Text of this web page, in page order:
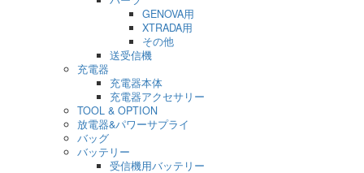
GENOVA用
XTRADA用
その他
送受信機
充電器
充電器本体
充電器アクセサリー
TOOL & OPTION
放電器&パワーサプライ
バッグ
バッテリー
受信機用バッテリー